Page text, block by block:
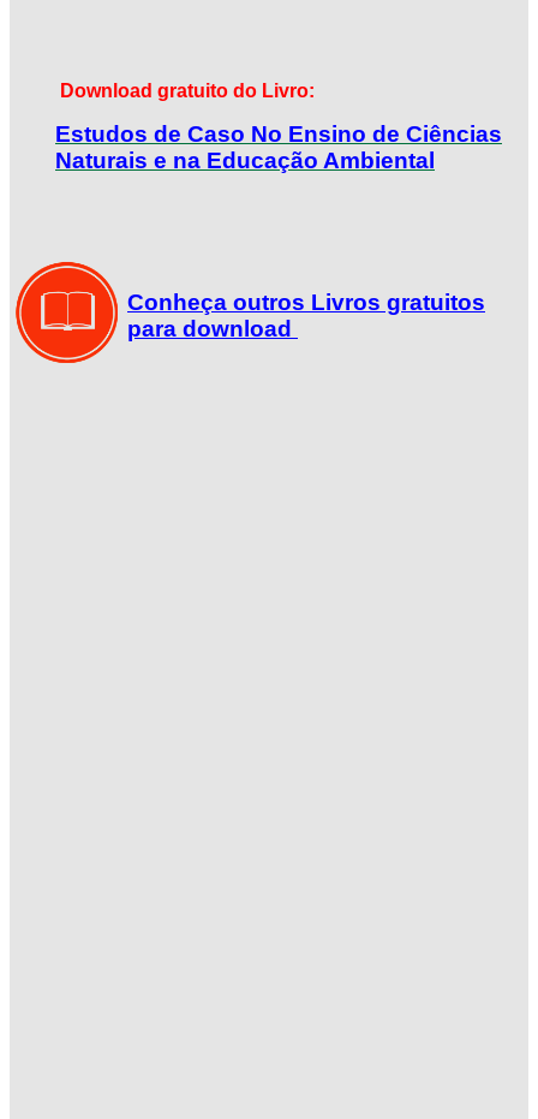
Download gratuito do Livro:
Estudos de Caso No Ensino de Ciências
Naturais e na Educação Ambiental
Conheça outros Livros gratuitos
para download